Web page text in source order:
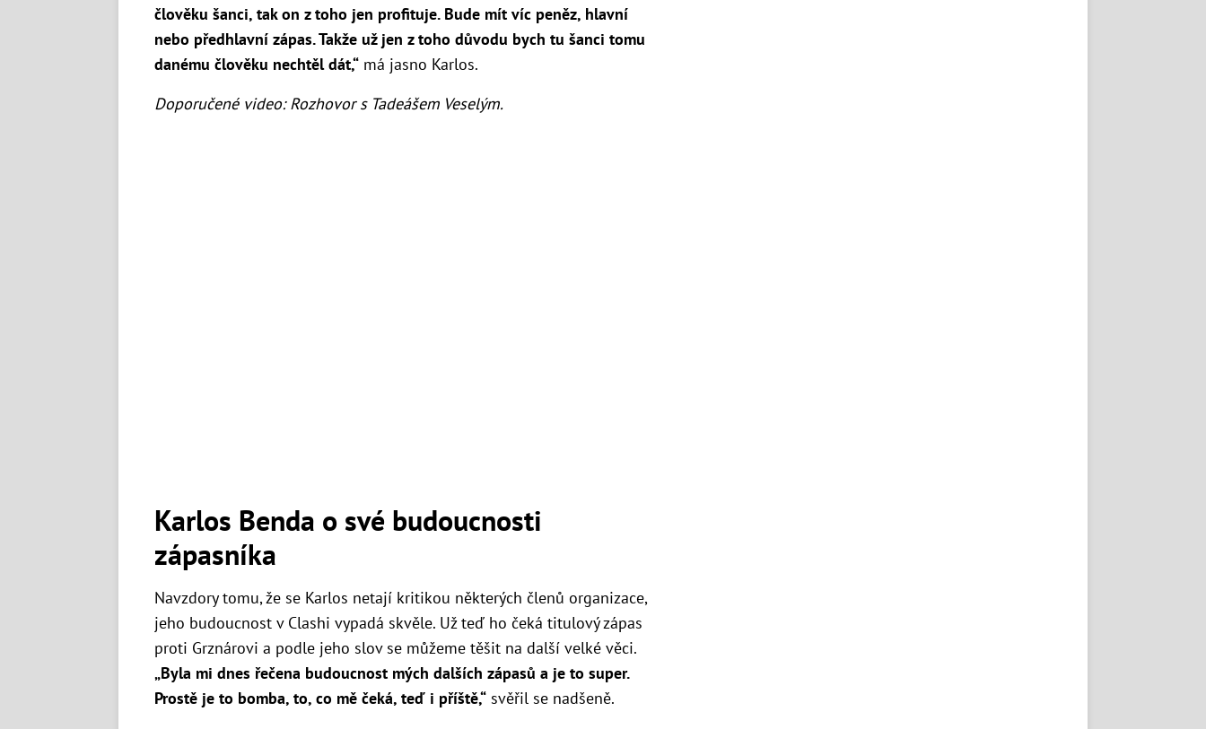
člověku šanci, tak on z toho jen profituje. Bude mít víc peněz, hlavní
nebo předhlavní zápas. Takže už jen z toho důvodu bych tu šanci tomu
danému člověku nechtěl dát,“ má jasno Karlos.
Doporučené video: Rozhovor s Tadeášem Veselým.
Karlos Benda o své budoucnosti
zápasníka
Navzdory tomu, že se Karlos netají kritikou některých členů organizace,
jeho budoucnost v Clashi vypadá skvěle. Už teď ho čeká titulový zápas
proti Grznárovi a podle jeho slov se můžeme těšit na další velké věci.
„Byla mi dnes řečena budoucnost mých dalších zápasů a je to super.
Prostě je to bomba, to, co mě čeká, teď i příště,“ svěřil se nadšeně.